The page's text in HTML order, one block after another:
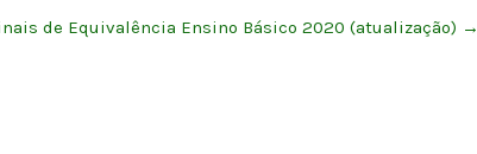
de Equivalência Ensino Básico 2020 (atualização) →